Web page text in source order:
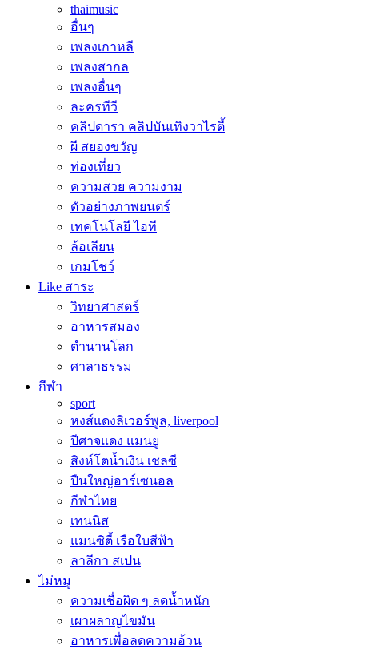
thaimusic
อื่นๆ
เพลงเกาหลี
เพลงสากล
เพลงอื่นๆ
ละครทีวี
คลิปดารา คลิปบันเทิงวาไรตี้
ผี สยองขวัญ
ท่องเที่ยว
ความสวย ความงาม
ตัวอย่างภาพยนตร์
เทคโนโลยี ไอที
ล้อเลียน
เกมโชว์
Like สาระ
วิทยาศาสตร์
อาหารสมอง
ตำนานโลก
ศาลาธรรม
กีฬา
sport
หงส์แดงลิเวอร์พูล, liverpool
ปีศาจแดง แมนยู
สิงห์โตน้ำเงิน เชลซี
ปืนใหญ่อาร์เซนอล
กีฬาไทย
เทนนิส
แมนซิตี้ เรือใบสีฟ้า
ลาลีกา สเปน
ไม่หมู
ความเชื่อผิด ๆ ลดน้ำหนัก
เผาผลาญไขมัน
อาหารเพื่อลดความอ้วน